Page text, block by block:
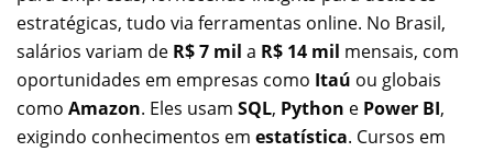
estratégicas, tudo via ferramentas online. No Brasil,
salários variam de R$ 7 mil a R$ 14 mil mensais, com
oportunidades em empresas como Itaú ou globais
como Amazon. Eles usam SQL, Python e Power BI,
exigindo conhecimentos em estatística. Cursos em